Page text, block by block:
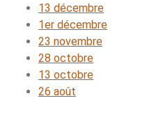
13 décembre
1er décembre
23 novembre
28 octobre
13 octobre
26 août